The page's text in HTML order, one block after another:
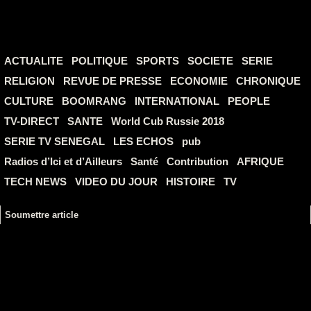
ACTUALITE POLITIQUE SPORTS SOCIETE
SERIE
RELIGION
REVUE DE PRESSE ECONOMIE
CHRONIQUE
CULTURE
BOOMRANG INTERNATIONAL
PEOPLE
TV-DIRECT
SANTE
World Cub Russie 2018
SERIE TV SENEGAL
LES ECHOS
pub
Radios d’Ici et d’Ailleurs
Santé Contribution
AFRIQUE
TECH NEWS
VIDEO DU JOUR HISTOIRE TV
Soumettre article